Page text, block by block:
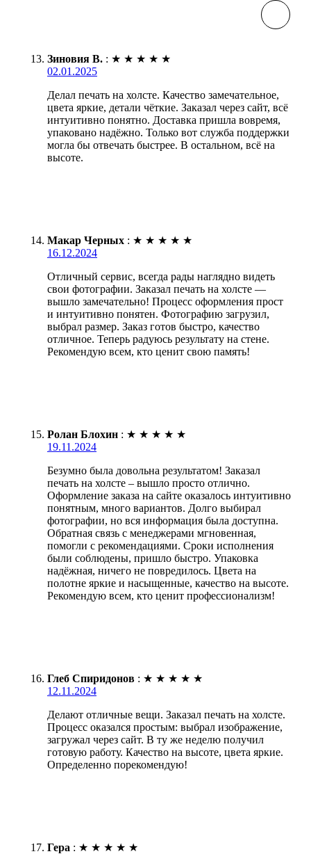
Зиновия В. : ★ ★ ★ ★ ★
02.01.2025
Делал печать на холсте. Качество замечательное,
цвета яркие, детали чёткие. Заказал через сайт, всё
интуитивно понятно. Доставка пришла вовремя,
упаковано надёжно. Только вот служба поддержки
могла бы отвечать быстрее. В остальном, всё на
высоте.
Макар Черных : ★ ★ ★ ★ ★
16.12.2024
Отличный сервис, всегда рады наглядно видеть
свои фотографии. Заказал печать на холсте —
вышло замечательно! Процесс оформления прост
и интуитивно понятен. Фотографию загрузил,
выбрал размер. Заказ готов быстро, качество
отличное. Теперь радуюсь результату на стене.
Рекомендую всем, кто ценит свою память!
Ролан Блохин : ★ ★ ★ ★ ★
19.11.2024
Безумно была довольна результатом! Заказал
печать на холсте – вышло просто отлично.
Оформление заказа на сайте оказалось интуитивно
понятным, много вариантов. Долго выбирал
фотографии, но вся информация была доступна.
Обратная связь с менеджерами мгновенная,
помогли с рекомендациями. Сроки исполнения
были соблюдены, пришло быстро. Упаковка
надёжная, ничего не повредилось. Цвета на
полотне яркие и насыщенные, качество на высоте.
Рекомендую всем, кто ценит профессионализм!
Глеб Спиридонов : ★ ★ ★ ★ ★
12.11.2024
Делают отличные вещи. Заказал печать на холсте.
Процесс оказался простым: выбрал изображение,
загружал через сайт. В ту же неделю получил
готовую работу. Качество на высоте, цвета яркие.
Определенно порекомендую!
Гера : ★ ★ ★ ★ ★